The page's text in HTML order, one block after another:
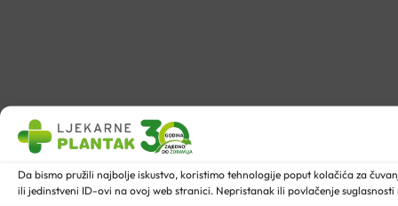
Da bismo pružili najbolje iskustvo, koristimo tehnologije poput kolačića za
ili jedinstveni ID-ovi na ovoj web stranici. Nepristanak ili povlačenje